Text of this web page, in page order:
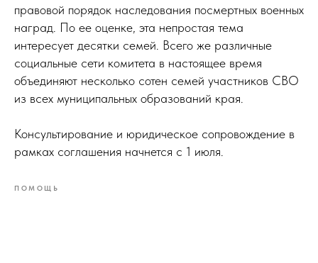
правовой порядок наследования посмертных военных
наград. По ее оценке, эта непростая тема
интересует десятки семей. Всего же различные
социальные сети комитета в настоящее время
объединяют несколько сотен семей участников СВО
из всех муниципальных образований края.
Консультирование и юридическое сопровождение в
рамках соглашения начнется с 1 июля.
ПОМОЩЬ